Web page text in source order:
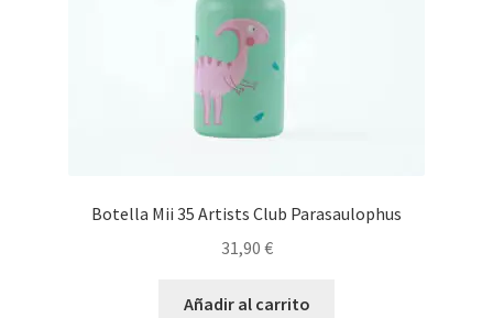
Botella Mii 35 Artists Club Parasaulophus
31,90 €
Añadir al carrito